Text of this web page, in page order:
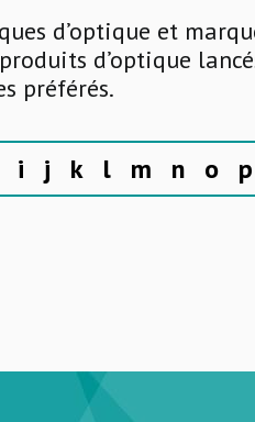
d’optique et
d’optique
préférés.
i j k l m n o p